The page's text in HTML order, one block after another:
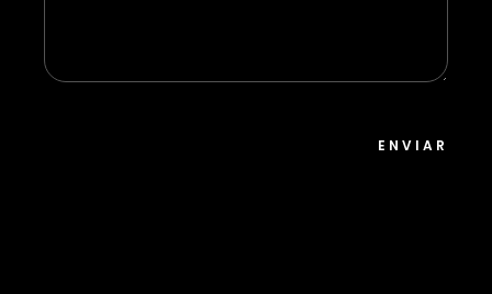
ENVIAR